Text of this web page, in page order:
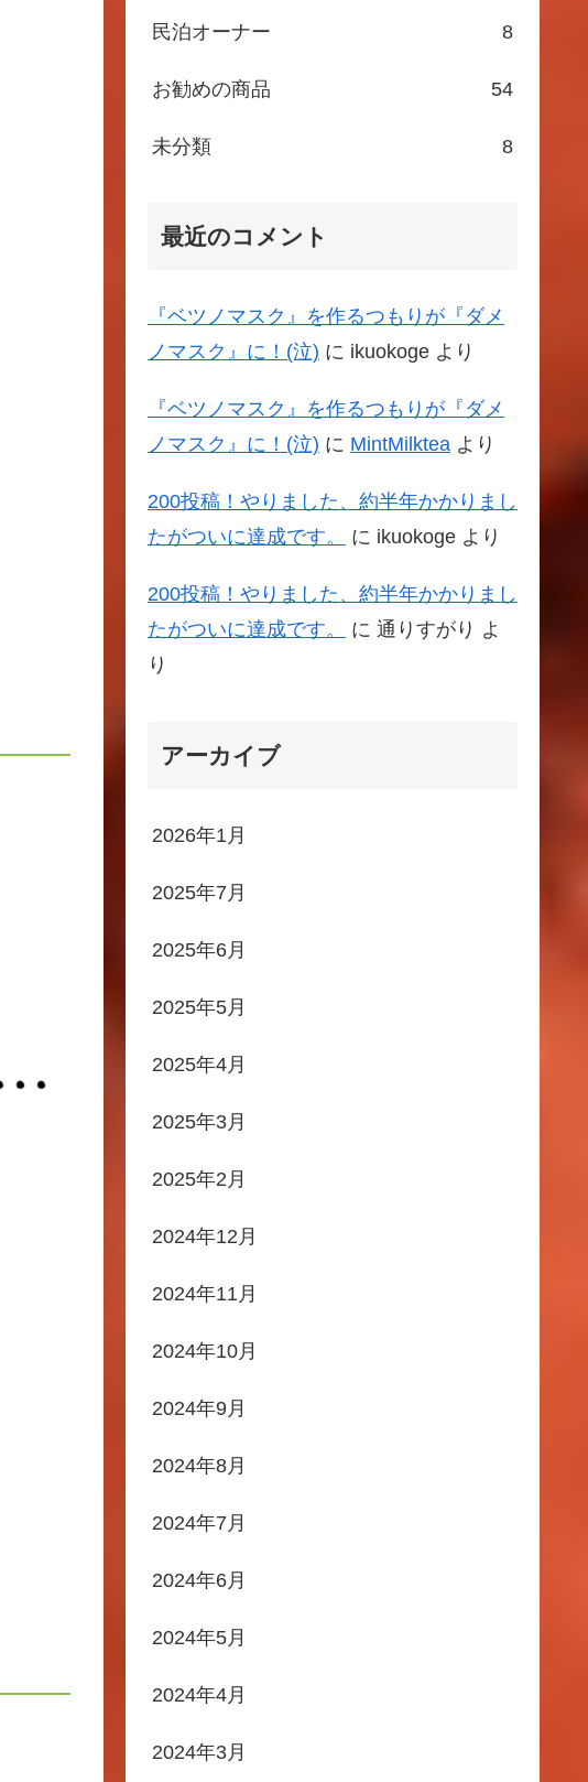
民泊オーナー 8
お勧めの商品 54
未分類 8
最近のコメント
『ベツノマスク』を作るつもりが『ダメ
ノマスク』に！(泣) に ikuokoge より
『ベツノマスク』を作るつもりが『ダメ
ノマスク』に！(泣) に MintMilktea より
200投稿！やりました、約半年かかりまし
たがついに達成です。
に ikuokoge より
200投稿！やりました、約半年かかりまし
たがついに達成です。
に 通りすがり よ
り
アーカイブ
2026年1月
2025年7月
2025年6月
2025年5月
2025年4月
2025年3月
2025年2月
2024年12月
2024年11月
2024年10月
2024年9月
2024年8月
2024年7月
2024年6月
2024年5月
2024年4月
2024年3月